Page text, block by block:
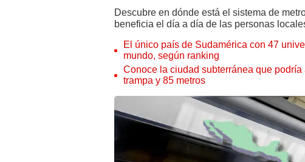
Descubre en dónde está el sistema de
beneficia el día a día de las personas
El único país de Sudamérica con 47
mundo, según ranking
Conoce la ciudad subterránea que
trampa y 85 metros